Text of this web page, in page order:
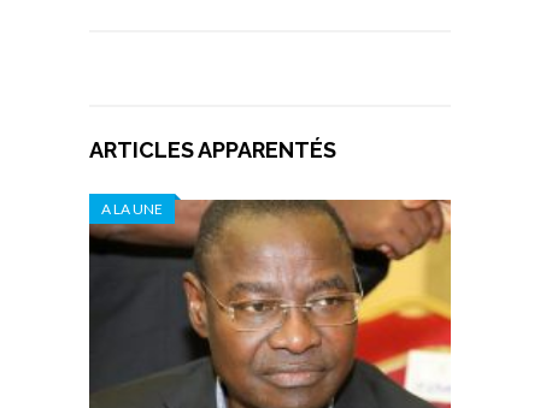
ARTICLES APPARENTÉS
A LA UNE